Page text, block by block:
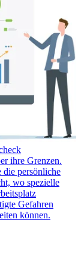
ihre Grenzen.
die persönliche
wo spezielle
Gefahren
können.